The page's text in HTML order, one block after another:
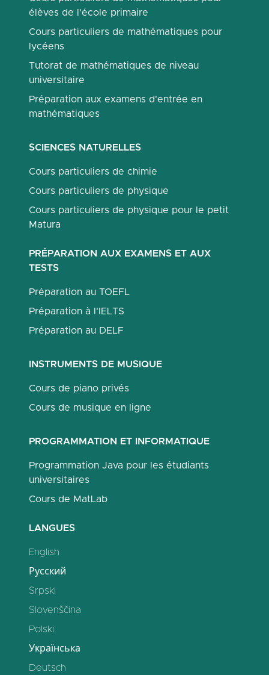
élèves de l'école primaire
Cours particuliers de mathématiques pour
lycéens
Tutorat de mathématiques de niveau
universitaire
Préparation aux examens d'entrée en
mathématiques
SCIENCES NATURELLES
Cours particuliers de chimie
Cours particuliers de physique
Cours particuliers de physique pour le petit
Matura
PRÉPARATION AUX EXAMENS ET AUX
TESTS
Préparation au TOEFL
Préparation à l'IELTS
Préparation au DELF
INSTRUMENTS DE MUSIQUE
Cours de piano privés
Cours de musique en ligne
PROGRAMMATION ET INFORMATIQUE
Programmation Java pour les étudiants
universitaires
Cours de MatLab
LANGUES
English
Русский
Srpski
Slovenščina
Polski
Українська
Deutsch